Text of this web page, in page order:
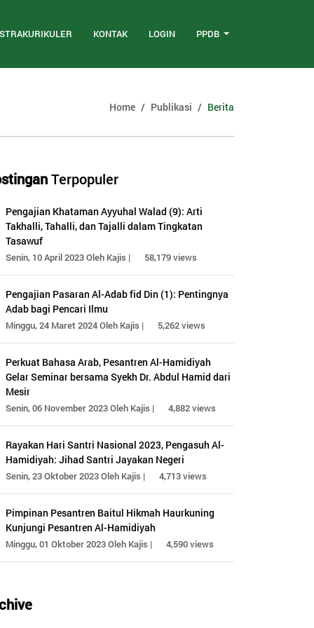
KONTAK LOGIN PPDB
Home Publikasi Berita
Terpopuler
Pengajian Khataman Ayyuhal Walad (9): Arti
Takhalli, Tahalli, dan Tajalli dalam Tingkatan
Tasawuf
Senin, 10 April 2023 Oleh Kajis | 58,179 views
Pengajian Pasaran Al-Adab fid Din (1): Pentingnya
Adab bagi Pencari Ilmu
Minggu, 24 Maret 2024 Oleh Kajis | 5,262 views
Perkuat Bahasa Arab, Pesantren Al-Hamidiyah
Gelar Seminar bersama Syekh Dr. Abdul Hamid dari
Mesir
Senin, 06 November 2023 Oleh Kajis | 4,882 views
Rayakan Hari Santri Nasional 2023, Pengasuh Al-
Hamidiyah: Jihad Santri Jayakan Negeri
Senin, 23 Oktober 2023 Oleh Kajis | 4,713 views
Pimpinan Pesantren Baitul Hikmah Haurkuning
Kunjungi Pesantren Al-Hamidiyah
Minggu, 01 Oktober 2023 Oleh Kajis | 4,590 views